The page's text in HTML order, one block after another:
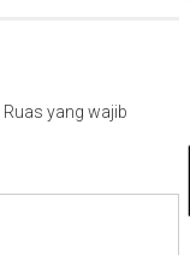
Ruas yang wajib